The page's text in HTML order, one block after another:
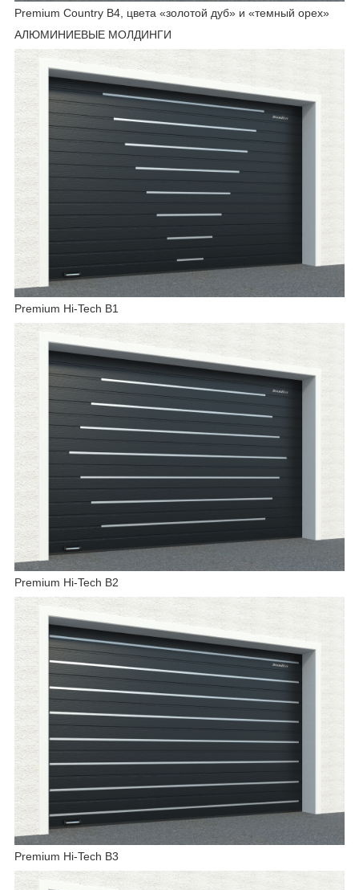
Premium Country B4, цвета «золотой дуб» и «темный орех»
АЛЮМИНИЕВЫЕ МОЛДИНГИ
Premium Hi-Tech B1
Premium Hi-Tech B2
Premium Hi-Tech B3